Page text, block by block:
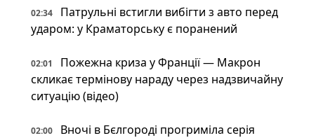
02:34
Патрульні встигли вибігти з авто перед
ударом: у Краматорську є поранений
02:01
Пожежна криза у Франції — Макрон
скликає термінову нараду через надзвичайну
ситуацію (відео)
02:00
Вночі в Бєлгороді прогриміла серія